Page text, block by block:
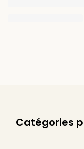
Catégories